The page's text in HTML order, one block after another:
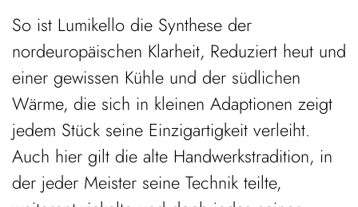
So ist Lumikello die Synthese der
nordeuropäischen Klarheit, Reduziert heut und
einer gewissen Kühle und der südlichen
Wärme, die sich in kleinen Adaptionen zeigt
jedem Stück seine Einzigartigkeit verleiht.
Auch hier gilt die alte Handwerkstradition, in
der jeder Meister seine Technik teilte,